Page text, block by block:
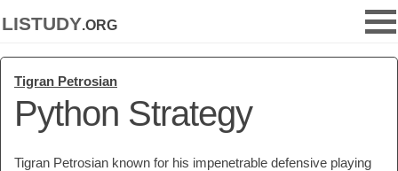
listudy.org
Tigran Petrosian
Python Strategy
Tigran Petrosian known for his impenetrable defensive playing